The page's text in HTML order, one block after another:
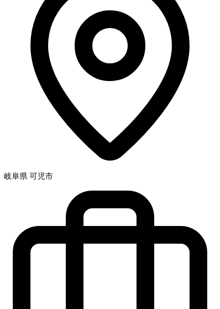
岐阜県 可児市